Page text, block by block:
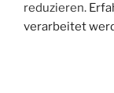
reduzieren.
verarbeitet